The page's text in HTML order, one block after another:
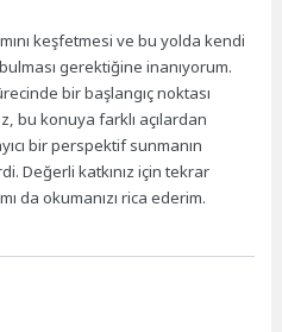
keşfetmesi ve bu yolda kendi
gerektiğine inanıyorum.
bir başlangıç noktası
bu konuya farklı açılardan
bir perspektif sunmanın
Değerli katkınız için tekrar
da okumanızı rica ederim.